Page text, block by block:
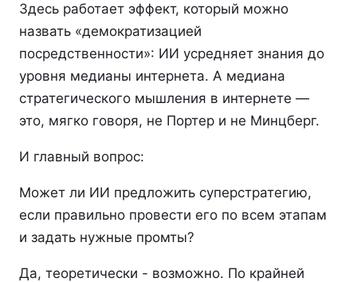
Здесь работает эффект, который можно
назвать «демократизацией
посредственности»: ИИ усредняет знания до
уровня медианы интернета. А медиана
стратегического мышления в интернете —
это, мягко говоря, не Портер и не Минцберг.
И главный вопрос:
Может ли ИИ предложить суперстратегию,
если правильно провести его по всем этапам
и задать нужные промты?
Да, теоретически - возможно. По крайней